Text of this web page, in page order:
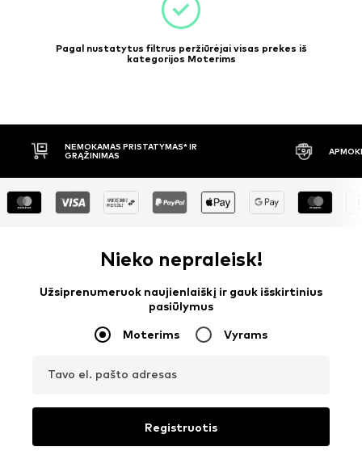
Pagal nustatytus filtrus peržiūrėjai visas prekes iš
kategorijos Moterims
NEMOKAMAS PRISTATYMAS* IR
GRĄŽINIMAS
Nieko nepraleisk!
Užsiprenumeruok naujienlaiškį ir gauk išskirtinius
pasiūlymus
Moterims Vyrams
Tavo el. pašto adresas
Registruotis